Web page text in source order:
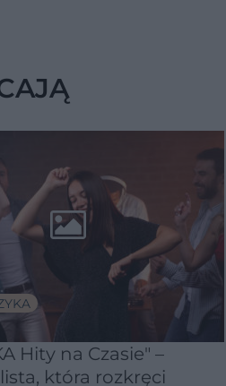
Hity na Czasie" –
która rozkręci